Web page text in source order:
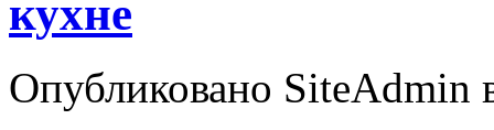
кухне
Опубликовано SiteAdmin